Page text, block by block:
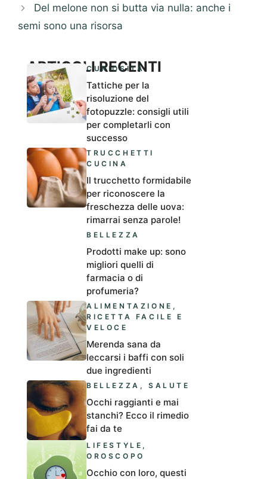
Del melone non si butta via nulla: anche i
semi sono una risorsa
ARTICOLI RECENTI
CURIOSITÀ
Tattiche per la
risoluzione del
fotopuzzle: consigli utili
per completarli con
successo
TRUCCHETTI
CUCINA
Il trucchetto formidabile
per riconoscere la
freschezza delle uova:
rimarrai senza parole!
BELLEZZA
Prodotti make up: sono
migliori quelli di
farmacia o di
profumeria?
ALIMENTAZIONE ,
RICETTA FACILE E
VELOCE
Merenda sana da
leccarsi i baffi con soli
due ingredienti
BELLEZZA ,SALUTE
Occhi raggianti e mai
stanchi? Ecco il rimedio
fai da te
LIFESTYLE ,
OROSCOPO
Occhio con loro, questi